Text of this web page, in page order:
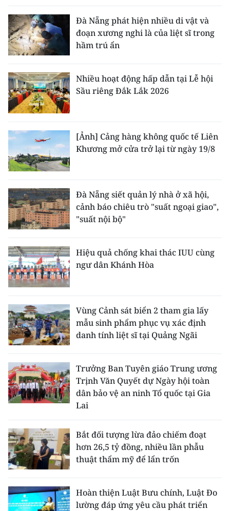
Đà Nẵng phát hiện nhiều di vật và
đoạn xương nghi là của liệt sĩ trong
hầm trú ẩn
Nhiều hoạt động hấp dẫn tại Lễ hội
Sầu riêng Đắk Lắk 2026
[Ảnh] Cảng hàng không quốc tế Liên
Khương mở cửa trở lại từ ngày 19/8
Đà Nẵng siết quản lý nhà ở xã hội,
cảnh báo chiêu trò "suất ngoại giao",
"suất nội bộ"
Hiệu quả chống khai thác IUU cùng
ngư dân Khánh Hòa
Vùng Cảnh sát biển 2 tham gia lấy
mẫu sinh phẩm phục vụ xác định
danh tính liệt sĩ tại Quảng Ngãi
Trưởng Ban Tuyên giáo Trung ương
Trịnh Văn Quyết dự Ngày hội toàn
dân bảo vệ an ninh Tổ quốc tại Gia
Lai
Bắt đối tượng lừa đảo chiếm đoạt
hơn 26,5 tỷ đồng, nhiều lần phẫu
thuật thẩm mỹ để lẩn trốn
Hoàn thiện Luật Bưu chính, Luật Đo
lường đáp ứng yêu cầu phát triển